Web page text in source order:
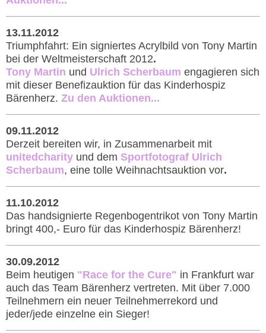
13.11.2012
Triumphfahrt: Ein signiertes Acrylbild von Tony Martin
bei der Weltmeisterschaft 2012.
Tony Martin und Ulrich Scherbaum engagieren sich
mit dieser Benefizauktion für das Kinderhospiz
Bärenherz. Zu den Auktionen...
09.11.2012
Derzeit bereiten wir, in Zusammenarbeit mit
unitedcharity und dem Sportfotograf Ulrich
Scherbaum, eine tolle Weihnachtsauktion vor.
11.10.2012
Das handsignierte Regenbogentrikot von Tony Martin
bringt 400,- Euro für das Kinderhospiz Bärenherz!
30.09.2012
Beim heutigen "Race for the Cure" in Frankfurt war
auch das Team Bärenherz vertreten. Mit über 7.000
Teilnehmern ein neuer Teilnehmerrekord und
jeder/jede einzelne ein Sieger!